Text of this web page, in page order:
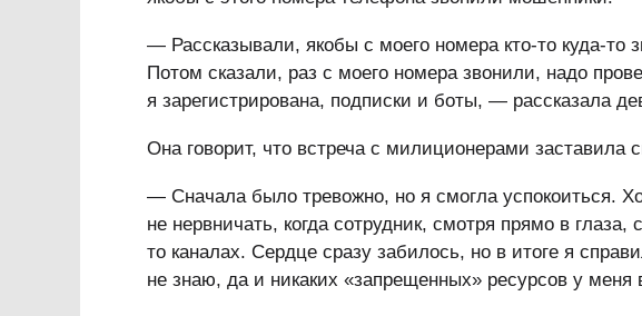
— Рассказывали, якобы с моего номера кто-то куда-то
Потом сказали, раз с моего номера звонили, надо
я зарегистрирована, подписки и боты, — рассказала
Она говорит, что встреча с милиционерами заставила
— Сначала было тревожно, но я смогла успокоиться.
не нервничать, когда сотрудник, смотря прямо в глаза,
то каналах. Сердце сразу забилось, но в итоге я
не знаю, да и никаких «запрещенных» ресурсов у